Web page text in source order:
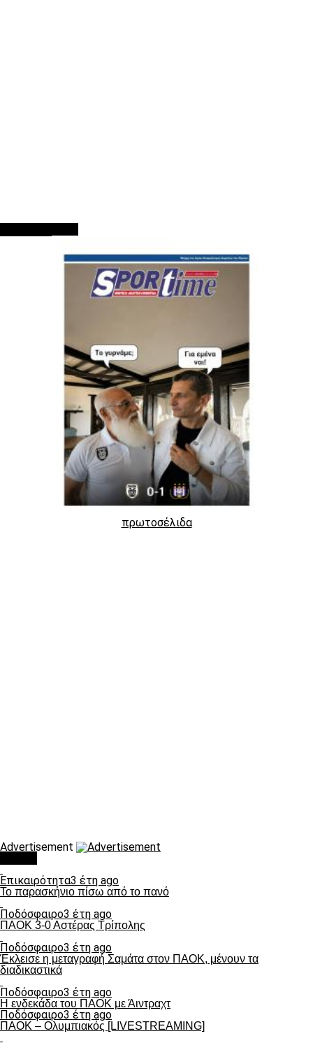
πρωτοσέλιδα
Advertisement
Επικαιρότητα3 έτη ago
Το παρασκήνιο πίσω από το πανό
Ποδόσφαιρο3 έτη ago
ΠΑΟΚ 3-0 Αστέρας Τρίπολης
Ποδόσφαιρο3 έτη ago
Έκλεισε η μεταγραφή Σαμάτα στον ΠΑΟΚ, μένουν τα
διαδικαστικά
Ποδόσφαιρο3 έτη ago
Η ενδεκάδα του ΠΑΟΚ με Άιντραχτ
Ποδόσφαιρο3 έτη ago
ΠΑΟΚ – Ολυμπιακός [LIVESTREAMING]